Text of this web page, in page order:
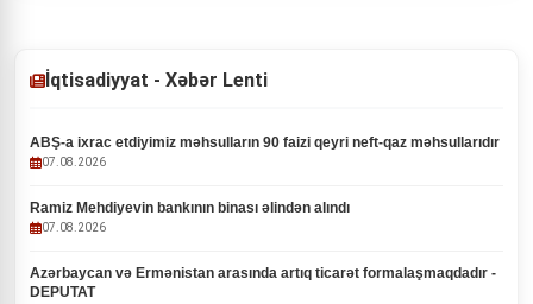
İqtisadiyyat - Xəbər Lenti
ABŞ-a ixrac etdiyimiz məhsulların 90 faizi qeyri neft-qaz məhsullarıdır
07.08.2026
Ramiz Mehdiyevin bankının binası əlindən alındı
07.08.2026
Azərbaycan və Ermənistan arasında artıq ticarət formalaşmaqdadır -
DEPUTAT